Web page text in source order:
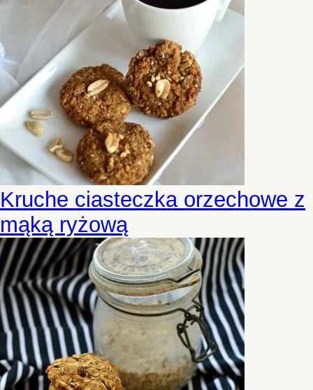
Kruche ciasteczka orzechowe z
mąką ryżową